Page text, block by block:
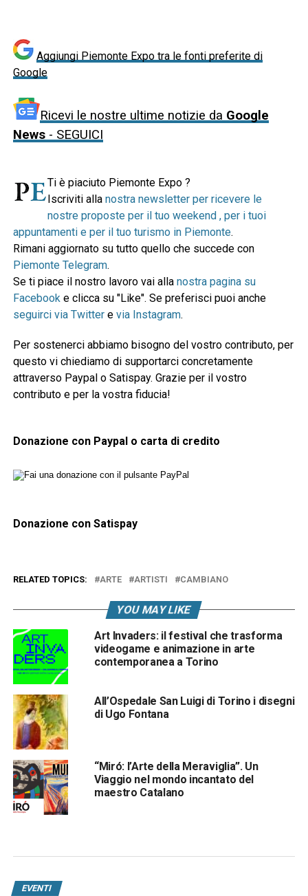
Aggiungi Piemonte Expo tra le fonti preferite di
Google
Ricevi le nostre ultime notizie da Google
News- SEGUICI
Ti è piaciuto Piemonte Expo ?
Iscriviti alla nostra newsletter per ricevere le
nostre proposte per il tuo weekend , per i tuoi
appuntamenti e per il tuo turismo in Piemonte.
Rimani aggiornato su tutto quello che succede con
Piemonte Telegram.
Se ti piace il nostro lavoro vai alla nostra pagina su
Facebook e clicca su "Like". Se preferisci puoi anche
seguirci via Twittere via Instagram.
Per sostenerci abbiamo bisogno del vostro contributo, per
questo vi chiediamo di supportarci concretamente
attraverso Paypal o Satispay. Grazie per il vostro
contributo e per la vostra fiducia!
Donazione con Paypal o carta di credito
Donazione con Satispay
RELATED TOPICS: ARTE ARTISTI CAMBIANO
YOU MAY LIKE
Art Invaders: il festival che trasforma
videogame e animazione in arte
contemporanea a Torino
All’Ospedale San Luigi di Torino i disegni
di Ugo Fontana
“Miró: l’Arte della Meraviglia”. Un
Viaggio nel mondo incantato del
maestro Catalano
EVENTI